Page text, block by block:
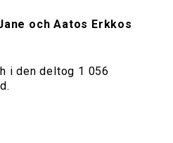
och Aatos Erkkos
i den deltog 1 056